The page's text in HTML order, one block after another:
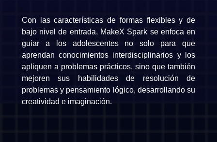
Con las características de formas flexibles y de
bajo nivel de entrada, MakeX Spark se enfoca en
guiar a los adolescentes no solo para que
aprendan conocimientos interdisciplinarios y los
apliquen a problemas prácticos, sino que también
mejoren sus habilidades de resolución de
problemas y pensamiento lógico, desarrollando su
creatividad e imaginación.